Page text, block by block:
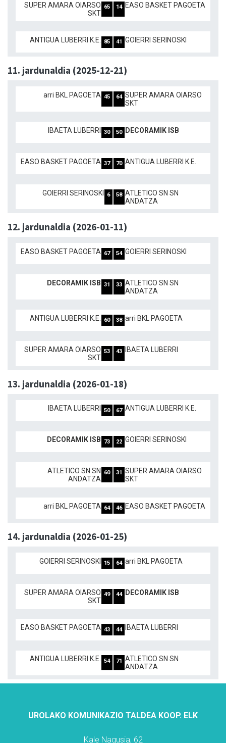
SUPER AMARA OIARSO
SKT
65 14 EASO BASKET PAGOETA
ANTIGUA LUBERRI K.E. 85 41 GOIERRI SERINOSKI
11. jardunaldia (2025-12-21)
arri BKL PAGOETA 45 64 SUPER AMARA OIARSO
SKT
IBAETA LUBERRI 30 50 DECORAMIK ISB
EASO BASKET PAGOETA 37 70 ANTIGUA LUBERRI K.E.
GOIERRI SERINOSKI 6 58 ATLETICO SN SN
ANDATZA
12. jardunaldia (2026-01-11)
EASO BASKET PAGOETA 67 54 GOIERRI SERINOSKI
DECORAMIK ISB 31 33 ATLETICO SN SN
ANDATZA
ANTIGUA LUBERRI K.E. 60 38 arri BKL PAGOETA
SUPER AMARA OIARSO
SKT
53 43 IBAETA LUBERRI
13. jardunaldia (2026-01-18)
IBAETA LUBERRI 50 67 ANTIGUA LUBERRI K.E.
DECORAMIK ISB 73 22 GOIERRI SERINOSKI
ATLETICO SN SN
ANDATZA
60 31
SUPER AMARA OIARSO
SKT
arri BKL PAGOETA 64 46 EASO BASKET PAGOETA
14. jardunaldia (2026-01-25)
GOIERRI SERINOSKI 15 64 arri BKL PAGOETA
SUPER AMARA OIARSO
SKT
49 44 DECORAMIK ISB
EASO BASKET PAGOETA 43 44 IBAETA LUBERRI
ANTIGUA LUBERRI K.E. 54 71 ATLETICO SN SN
ANDATZA
UROLAKO KOMUNIKAZIO TALDEA KOOP. ELK
Kale Nagusia, 62